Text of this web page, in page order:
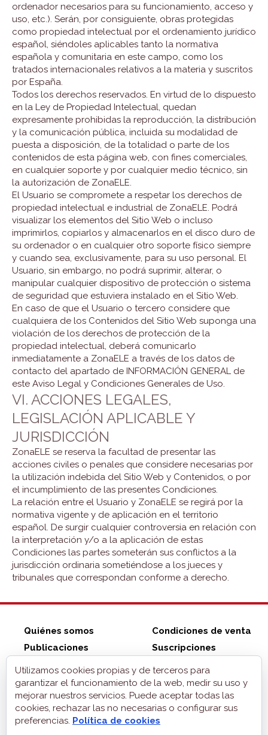
ordenador necesarios para su funcionamiento, acceso y
uso, etc.). Serán, por consiguiente, obras protegidas
como propiedad intelectual por el ordenamiento jurídico
español, siéndoles aplicables tanto la normativa
española y comunitaria en este campo, como los
tratados internacionales relativos a la materia y suscritos
por España.
Todos los derechos reservados. En virtud de lo dispuesto
en la Ley de Propiedad Intelectual, quedan
expresamente prohibidas la reproducción, la distribución
y la comunicación pública, incluida su modalidad de
puesta a disposición, de la totalidad o parte de los
contenidos de esta página web, con fines comerciales,
en cualquier soporte y por cualquier medio técnico, sin
la autorización de ZonaELE.
El Usuario se compromete a respetar los derechos de
propiedad intelectual e industrial de ZonaELE. Podrá
visualizar los elementos del Sitio Web o incluso
imprimirlos, copiarlos y almacenarlos en el disco duro de
su ordenador o en cualquier otro soporte físico siempre
y cuando sea, exclusivamente, para su uso personal. El
Usuario, sin embargo, no podrá suprimir, alterar, o
manipular cualquier dispositivo de protección o sistema
de seguridad que estuviera instalado en el Sitio Web.
En caso de que el Usuario o tercero considere que
cualquiera de los Contenidos del Sitio Web suponga una
violación de los derechos de protección de la
propiedad intelectual, deberá comunicarlo
inmediatamente a ZonaELE a través de los datos de
contacto del apartado de INFORMACIÓN GENERAL de
este Aviso Legal y Condiciones Generales de Uso.
VI. ACCIONES LEGALES,
LEGISLACIÓN APLICABLE Y
JURISDICCIÓN
ZonaELE se reserva la facultad de presentar las
acciones civiles o penales que considere necesarias por
la utilización indebida del Sitio Web y Contenidos, o por
el incumplimiento de las presentes Condiciones.
La relación entre el Usuario y ZonaELE se regirá por la
normativa vigente y de aplicación en el territorio
español. De surgir cualquier controversia en relación con
la interpretación y/o a la aplicación de estas
Condiciones las partes someterán sus conflictos a la
jurisdicción ordinaria sometiéndose a los jueces y
tribunales que correspondan conforme a derecho.
Quiénes somos
Publicaciones
Tienda ZonaELE
Condiciones de venta
Suscripciones
Contacto
Aviso legal
Privacidad
Cookies
Utilizamos cookies propias y de terceros para
garantizar el funcionamiento de la web, medir su uso y
mejorar nuestros servicios. Puede aceptar todas las
cookies, rechazar las no necesarias o configurar sus
preferencias. Política de cookies